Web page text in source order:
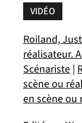
VIDÉO
Roiland,
réalisateur.
Scénariste |
scène ou
en scène ou